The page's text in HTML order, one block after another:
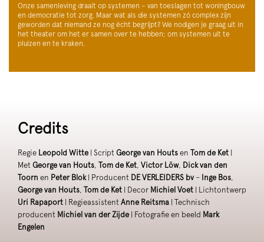
Onze samenleving draait op systemen – van toeslagen tot woningbouw
en democratie tot zorg. Maar wat als die systemen zó complex zijn
geworden dat niemand ze nog écht begrijpt? We nodigen je graag uit in
het theater om het er samen over te hebben; om systemen uit te
pluizen en te kraken.
Credits
Regie Leopold Witte | Script George van Houts en Tom de Ket
Met George van Houts, Tom de Ket, Victor Löw, Dick van den
Toorn en Peter Blok| Producent DE VERLEIDERS bv – Inge Bos,
George van Houts, Tom de Ket | Decor Michiel Voet | Lichtontwerp
Uri Rapaport | Regieassistent Anne Reitsma | Technisch
producent Michiel van der Zijde | Fotografie en beeld Mark
Engelen